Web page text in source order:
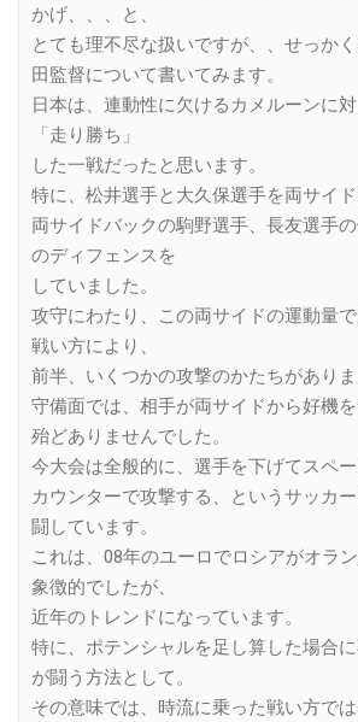
かげ、、、と、
とても理不尽な扱いですが、、せっか
田監督について書いてみます。
日本は、連動性に欠けるカメルーンに対
「走り勝ち」
した一戦だったと思います。
特に、松井選手と大久保選手を両サイド
両サイドバックの駒野選手、長友選手
のディフェンスを
していました。
攻守にわたり、この両サイドの運動量
戦い方により、
前半、いくつかの攻撃のかたちがありま
守備面では、相手が両サイドから好機
殆どありませんでした。
今大会は全般的に、選手を下げてスペー
カウンターで攻撃する、というサッカ
闘しています。
これは、08年のユーロでロシアがオラ
象徴的でしたが、
近年のトレンドになっています。
特に、ポテンシャルを足し算した場合
が闘う方法として。
その意味では、時流に乗った戦い方で